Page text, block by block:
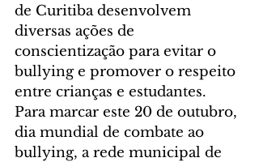
de Curitiba desenvolvem
diversas ações de
conscientização para evitar o
bullying e promover o respeito
entre crianças e estudantes.
Para marcar este 20 de outubro,
dia mundial de combate ao
bullying, a rede municipal de